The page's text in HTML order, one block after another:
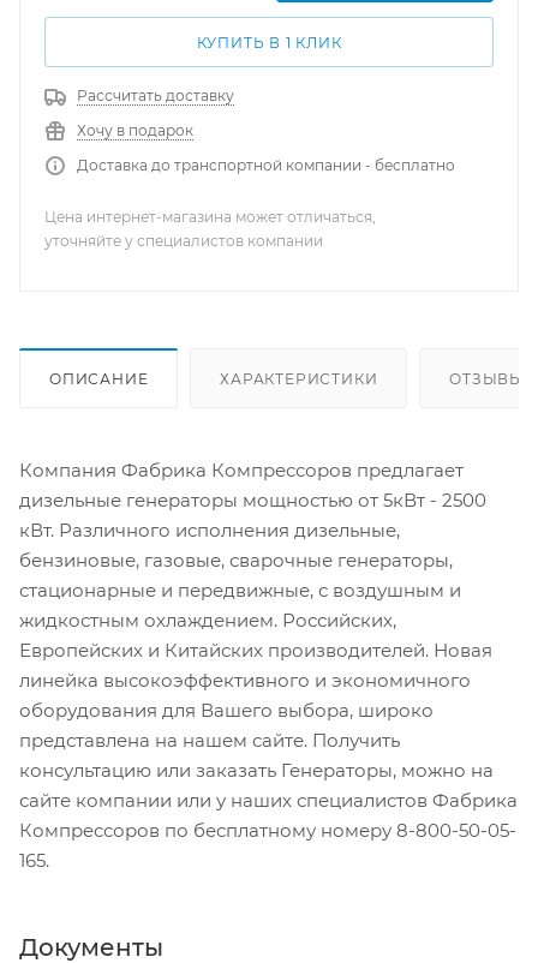
КУПИТЬ В 1 КЛИК
Рассчитать доставку
Хочу в подарок
Доставка до транспортной компании - бесплатно
Цена интернет-магазина может отличаться,
уточняйте у специалистов компании
ОПИСАНИЕ ХАРАКТЕРИСТИКИ ОТЗЫВЫ
Компания Фабрика Компрессоров предлагает
дизельные генераторы мощностью от 5кВт - 2500
кВт. Различного исполнения дизельные,
бензиновые, газовые, сварочные генераторы,
стационарные и передвижные, с воздушным и
жидкостным охлаждением. Российских,
Европейских и Китайских производителей. Новая
линейка высокоэффективного и экономичного
оборудования для Вашего выбора, широко
представлена на нашем сайте. Получить
консультацию или заказать Генераторы, можно на
сайте компании или у наших специалистов Фабрика
Компрессоров по бесплатному номеру 8-800-50-05-
165.
Документы